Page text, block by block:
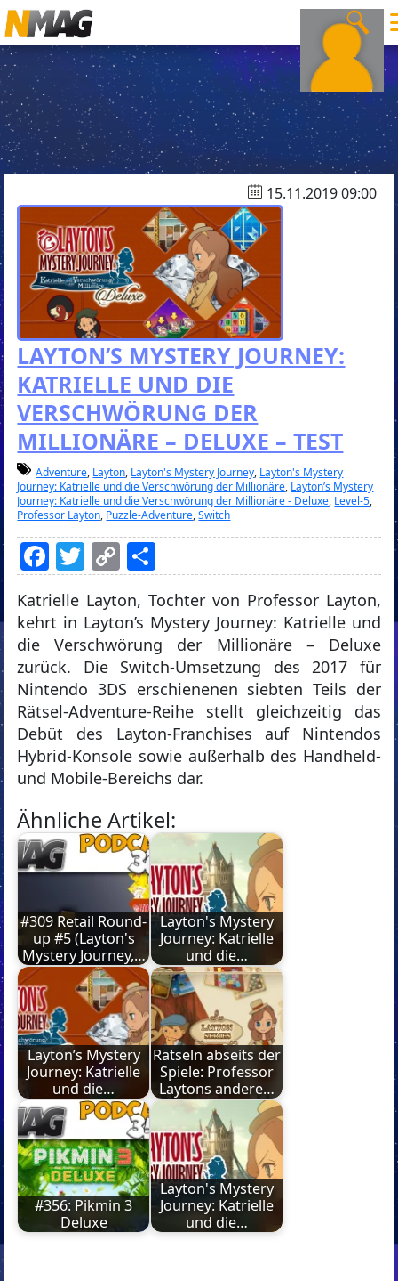
15.11.2019 09:00
LAYTON’S MYSTERY JOURNEY:
KATRIELLE UND DIE
VERSCHWÖRUNG DER
MILLIONÄRE – DELUXE – TEST
Adventure, Layton, Layton's Mystery Journey, Layton's Mystery
Journey: Katrielle und die Verschwörung der Millionäre, Layton’s Mystery
Journey: Katrielle und die Verschwörung der Millionäre - Deluxe, Level-5,
Professor Layton, Puzzle-Adventure,Switch
Facebook
Twitter
Copy
Link
Katrielle Layton, Tochter von Professor Layton,
kehrt in Layton’s Mystery Journey: Katrielle und
die Verschwörung der Millionäre – Deluxe
zurück. Die Switch-Umsetzung des 2017 für
Nintendo 3DS erschienenen siebten Teils der
Rätsel-Adventure-Reihe stellt gleichzeitig das
Debüt des Layton-Franchises auf Nintendos
Hybrid-Konsole sowie außerhalb des Handheld-
und Mobile-Bereichs dar.
Ähnliche Artikel:
#309 Retail Round-
up #5 (Layton's
Mystery Journey,…
Layton's Mystery
Journey: Katrielle
und die…
Layton’s Mystery
Journey: Katrielle
und die…
Rätseln abseits der
Spiele: Professor
Laytons andere…
#356: Pikmin 3
Deluxe
Layton's Mystery
Journey: Katrielle
und die…